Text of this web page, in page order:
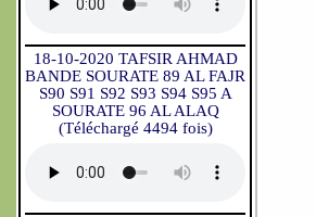
18-10-2020 TAFSIR AHMAD
BANDE SOURATE 89 AL FAJR
S90 S91 S92 S93 S94 S95 A
SOURATE 96 AL ALAQ
(Téléchargé 4494 fois)